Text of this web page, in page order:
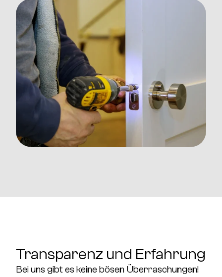
Transparenz und Erfahrung
Bei uns gibt es keine bösen Überraschungen!